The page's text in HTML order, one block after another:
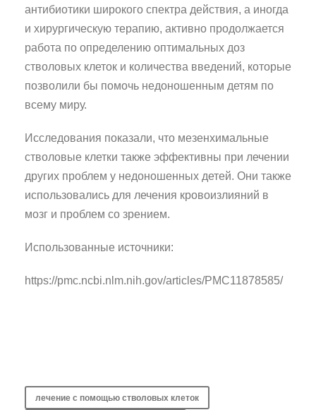
антибиотики широкого спектра действия, а иногда
и хирургическую терапию, активно продолжается
работа по определению оптимальных доз
стволовых клеток и количества введений, которые
позволили бы помочь недоношенным детям по
всему миру.
Исследования показали, что мезенхимальные
стволовые клетки также эффективны при лечении
других проблем у недоношенных детей. Они также
использовались для лечения кровоизлияний в
мозг и проблем со зрением.
Использованные источники:
https://pmc.ncbi.nlm.nih.gov/articles/PMC11878585/
лечение с помощью стволовых клеток